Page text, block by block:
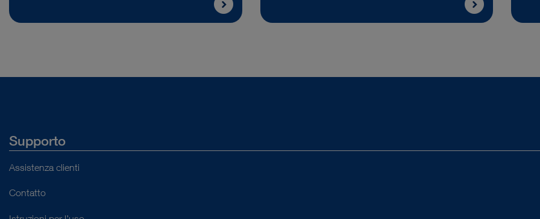
Supporto
Assistenza clienti
Contatto